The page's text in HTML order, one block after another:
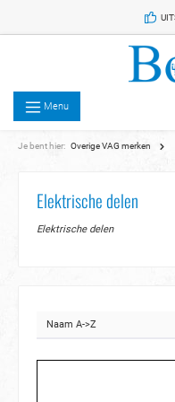
Menu
Je bent hier: Overige VAG merken
Elektrische delen
Elektrische delen